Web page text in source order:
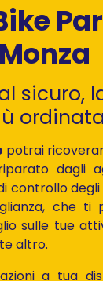
Monza
sicuro,
ordinata
potrai
dagli
controllo
che ti
sulle tue
altro.
a tua